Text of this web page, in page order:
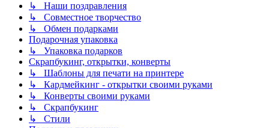
↳ Наши поздравления
↳ Совместное творчество
↳ Обмен подарками
Подарочная упаковка
↳ Упаковка подарков
Скрапбукинг, открытки, конверты
↳ Шаблоны для печати на принтере
↳ Кардмейкинг - открытки своими руками
↳ Конверты своими руками
↳ Скрапбукинг
↳ Стили